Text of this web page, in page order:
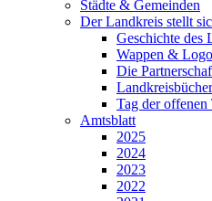
Städte & Gemeinden
Der Landkreis stellt
Geschichte des
Wappen & Logo
Die
Landkreisbücher
Tag der
Amtsblatt
2025
2024
2023
2022